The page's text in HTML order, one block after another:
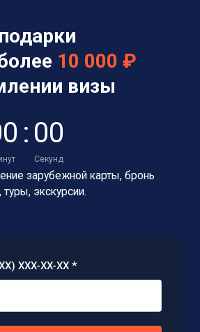
10 000 ₽
визы
0 : 00
Секунд
зарубежной карты, бронь
экскурсии.
XXX-XX-XX *